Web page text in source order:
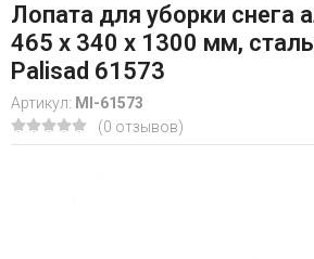
Лопата для уборки снега
465 х 340 х 1300 мм,
Palisad 61573
Артикул: MI-61573
(0 отзывов)